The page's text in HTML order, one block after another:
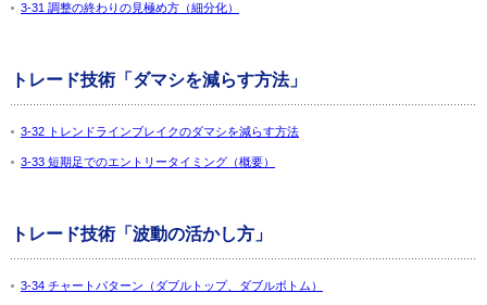
3-31 調整の終わりの見極め方（細分化）
トレード技術「ダマシを減らす方法」
3-32 トレンドラインブレイクのダマシを減らす方法
3-33 短期足でのエントリータイミング（概要）
トレード技術「波動の活かし方」
3-34 チャートパターン（ダブルトップ、ダブルボトム）